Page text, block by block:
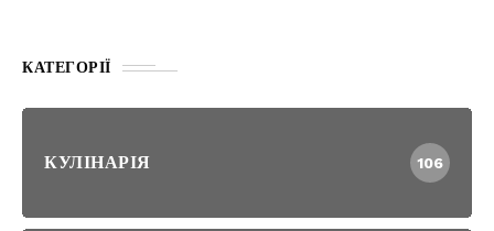
КАТЕГОРІЇ
КУЛІНАРІЯ 106